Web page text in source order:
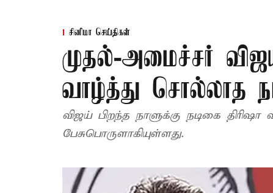
சினிமா செய்திகள்
முதல்-அமைச்சர்
வாழ்த்து சொல்லாத
விஜய் பிறந்த நாளுக்கு நடிகை
பேசுபொருளாகியுள்ளது.